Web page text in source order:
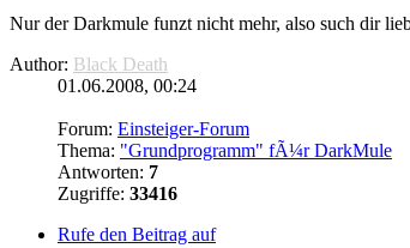
Nur der Darkmule funzt nicht mehr, also such dir
Author: Black Death
01.06.2008, 00:24
Forum: Einsteiger-Forum
Thema: "Grundprogramm" fÃ¼r DarkMule
Antworten: 7
Zugriffe: 33416
Rufe den Beitrag auf